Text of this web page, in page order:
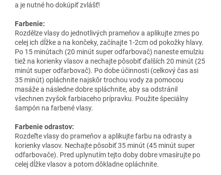
a je nutné ho dokúpiť zvlášť!
Farbenie:
Rozdělze vlasy do jednotlivých prameňov a aplikujte zmes po
celej ich dĺžke a na končeky, začínajte 1-2cm od pokožky hlavy.
Po 15 minútach (20 minút super odfarbovač) naneste emulziu
tiež na korienky vlasov a nechajte pôsobiť ďalších 20 minút (25
minút super odfarbovač). Po dobe účinnosti (celkový čas asi
35 minút) opláchnite najskôr trochou vody za pomocou
masáže a následne dobre spláchnite, aby sa odstránil
všechnen zvyšok farbiaceho prípravku. Použite špeciálny
šampón na farbené vlasy.
Farbenie odrastov:
Rozdeľte vlasy do prameňov a aplikujte farbu na odrasty a
korienky vlasov. Nechajte pôsobiť 35 minút (45 minút super
odfarbovače). Pred uplynutím tejto doby dobre vmasírujte po
celej dĺžke vlasov a potom dôkladne opláchnite.